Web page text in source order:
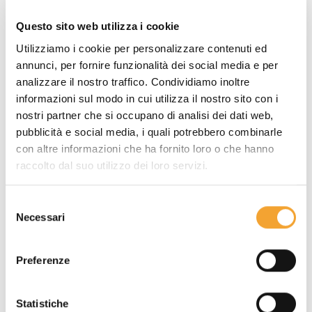
Questo sito web utilizza i cookie
Utilizziamo i cookie per personalizzare contenuti ed
annunci, per fornire funzionalità dei social media e per
analizzare il nostro traffico. Condividiamo inoltre
informazioni sul modo in cui utilizza il nostro sito con i
nostri partner che si occupano di analisi dei dati web,
pubblicità e social media, i quali potrebbero combinarle
con altre informazioni che ha fornito loro o che hanno
raccolto dal suo utilizzo dei loro servizi.
delNecessari
Preferenze
Statistiche
una piacevole sensazione al tatto
unelegante tonalità di colore beige
Totalmente personalizzabili, stampa sui memo
adesivi in carta erba la grafica che vuoi, logo,
scritte e immagini. Promuovi la tua azienda
attraverso uno strumento innovativo che
testimonia il tuo rispetto per l'ambiente.